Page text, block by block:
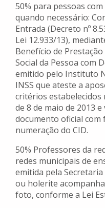
50% para pessoas
quando necessário:
Entrada (Decreto nº
Lei 12.933/13),
Benefício de
Social da Pessoa com
emitido pelo Instituto
INSS que ateste a
critérios estabelecidos
de 8 de maio de 2013
documento oficial com
numeração do CID.
50% Professores da
redes municipais de
emitida pela Secretaria
ou holerite
foto, conforme a Lei